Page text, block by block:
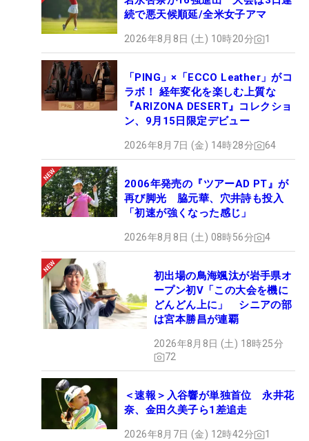
続で悪天候順延/全米女子アマ
2026年8月8日 (土) 10時20分 1
「PING」×「ECCO Leather」がコ
ラボ！ 経年変化を楽しむ上質な
『ARIZONA DESERT』コレクショ
ン、9月15日限定デビュー
2026年8月7日 (金) 14時28分 64
2006年発売の『ツアーAD PT』が
再び脚光 脇元華、穴井詩も投入
「初速が強くなった感じ」
2026年8月8日 (土) 08時56分 4
初出場の鳥海颯汰が岩手県オ
ープン初V「この大会を機に
どんどん上に」 シニアの部
は宮本勝昌が連覇
2026年8月8日 (土) 18時25分
72
＜速報＞入谷響が単独首位 永井花
奈、金田久美子ら1差追走
2026年8月7日 (金) 12時42分 1